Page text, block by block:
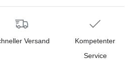
Versand
Kompetenter
Service